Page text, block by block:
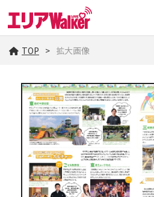
TOP 拡大画像